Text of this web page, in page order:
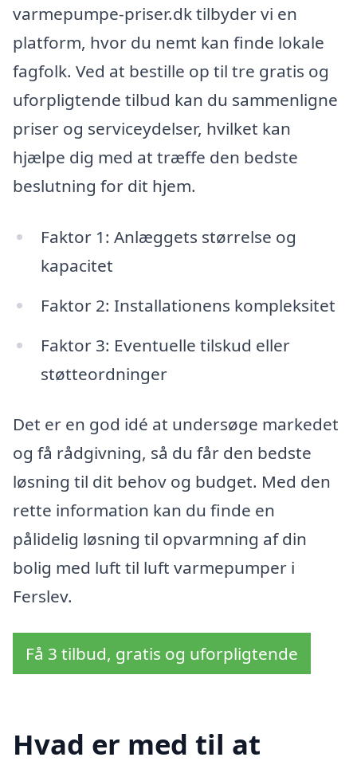
varmepumpe-priser.dk tilbyder vi en
platform, hvor du nemt kan finde lokale
fagfolk. Ved at bestille op til tre gratis og
uforpligtende tilbud kan du sammenligne
priser og serviceydelser, hvilket kan
hjælpe dig med at træffe den bedste
beslutning for dit hjem.
Faktor 1: Anlæggets størrelse og
kapacitet
Faktor 2: Installationens kompleksitet
Faktor 3: Eventuelle tilskud eller
støtteordninger
Det er en god idé at undersøge markedet
og få rådgivning, så du får den bedste
løsning til dit behov og budget. Med den
rette information kan du finde en
pålidelig løsning til opvarmning af din
bolig med luft til luft varmepumper i
Ferslev.
Få 3 tilbud, gratis og uforpligtende
Hvad er med til at